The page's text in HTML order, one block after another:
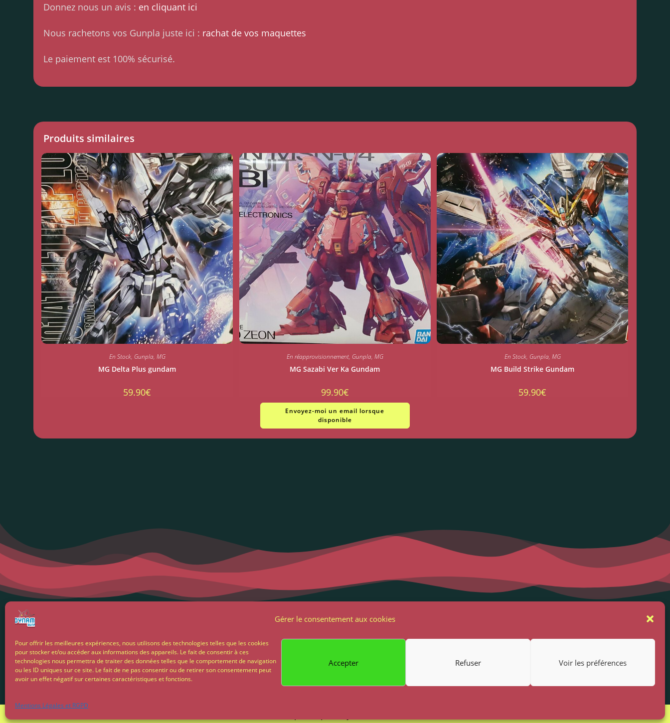
Gérer le consentement aux cookies
Pour offrir les meilleures expériences, nous utilisons des technologies telles que les cookies
pour stocker et/ou accéder aux informations des appareils. Le fait de consentir à ces
technologies nous permettra de traiter des données telles que le comportement de navigation
ou les ID uniques sur ce site. Le fait de ne pas consentir ou de retirer son consentement peut
avoir un effet négatif sur certaines caractéristiques et fonctions.
Accepter Refuser Voir les préférences
Mentions Légales et RGPD
Donnez nous un avis : en cliquant ici
Nous rachetons vos Gunpla juste ici : rachat de vos maquettes
Le paiement est 100% sécurisé.
Produits similaires
En Stock, Gunpla, MG
MG Delta Plus gundam
59.90€
En réapprovisionnement, Gunpla, MG
MG Sazabi Ver Ka Gundam
99.90€
Envoyez-moi un email lorsque
disponible
En Stock, Gunpla, MG
MG Build Strike Gundam
59.90€
Conditions générales de vente
Paiement sécurisé
85 500 Les Herbiers